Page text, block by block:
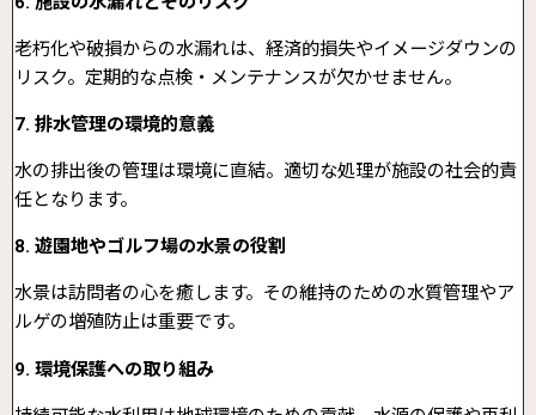
老朽化や破損からの水漏れは、経済的損失やイメージダウンの
リスク。定期的な点検・メンテナンスが欠かせません。
7. 排水管理の環境的意義
水の排出後の管理は環境に直結。適切な処理が施設の社会的責
任となります。
8. 遊園地やゴルフ場の水景の役割
水景は訪問者の心を癒します。その維持のための水質管理やア
ルゲの増殖防止は重要です。
9. 環境保護への取り組み